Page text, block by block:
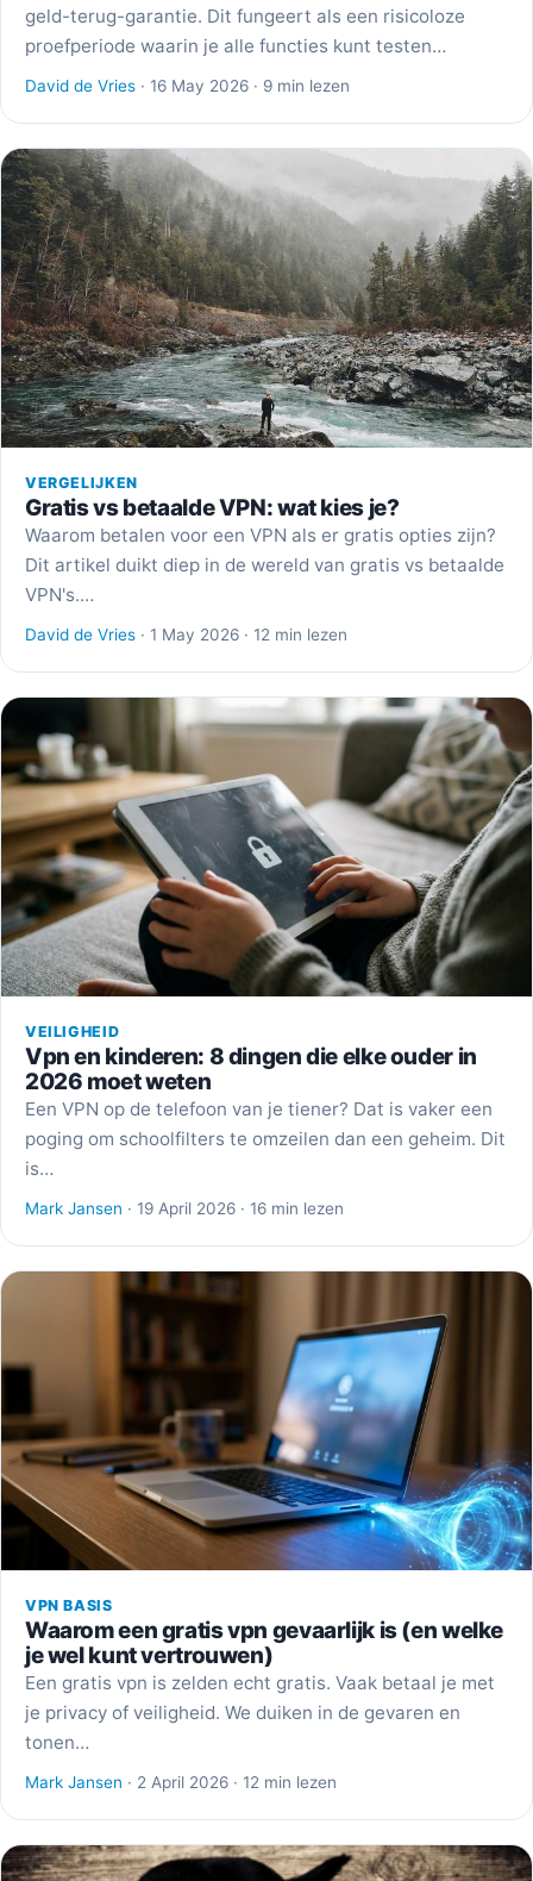
geld-terug-garantie. Dit fungeert als een risicoloze
proefperiode waarin je alle functies kunt testen…
David de Vries · 16 May 2026 · 9 min lezen
VERGELIJKEN
Gratis vs betaalde VPN: wat kies je?
Waarom betalen voor een VPN als er gratis opties zijn?
Dit artikel duikt diep in de wereld van gratis vs betaalde
VPN's.…
David de Vries · 1 May 2026 · 12 min lezen
VEILIGHEID
Vpn en kinderen: 8 dingen die elke ouder in
2026 moet weten
Een VPN op de telefoon van je tiener? Dat is vaker een
poging om schoolfilters te omzeilen dan een geheim. Dit
is…
Mark Jansen · 19 April 2026 · 16 min lezen
VPN BASIS
Waarom een gratis vpn gevaarlijk is (en welke
je wel kunt vertrouwen)
Een gratis vpn is zelden echt gratis. Vaak betaal je met
je privacy of veiligheid. We duiken in de gevaren en
tonen…
Mark Jansen · 2 April 2026 · 12 min lezen